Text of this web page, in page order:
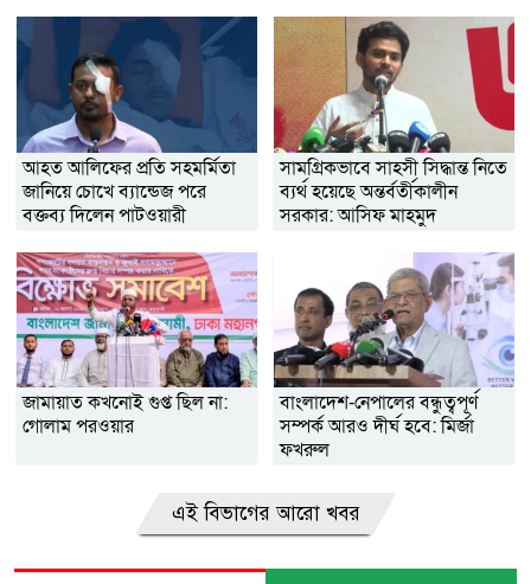
আহত আলিফের প্রতি সহমর্মিতা
জানিয়ে চোখে ব্যান্ডেজ পরে
বক্তব্য দিলেন পাটওয়ারী
সামগ্রিকভাবে সাহসী সিদ্ধান্ত নিতে
ব্যর্থ হয়েছে অন্তর্বর্তীকালীন
সরকার: আসিফ মাহমুদ
জামায়াত কখনোই গুপ্ত ছিল না:
গোলাম পরওয়ার
বাংলাদেশ-নেপালের বন্ধুত্বপূর্ণ
সম্পর্ক আরও দীর্ঘ হবে: মির্জা
ফখরুল
এই বিভাগের আরো খবর